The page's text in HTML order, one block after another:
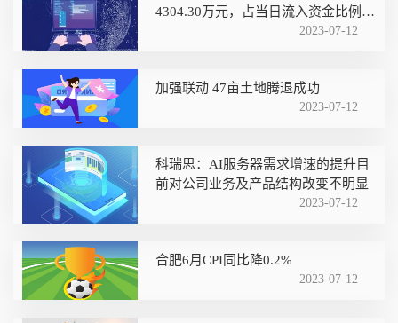
4304.30万元，占当日流入资金比例
2023-07-12
加强联动 47亩土地腾退成功
2023-07-12
科瑞思：AI服务器需求增速的提升目
前对公司业务及产品结构改变不明显
2023-07-12
合肥6月CPI同比降0.2%
2023-07-12